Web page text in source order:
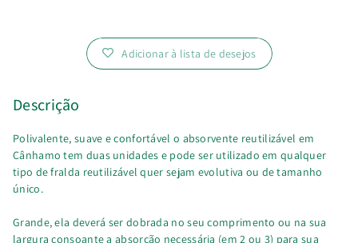
Adicionar à lista de desejos
Descrição
Polivalente, suave e confortável o absorvente reutilizável em
Cânhamo tem duas unidades e pode ser utilizado em qualquer
tipo de fralda reutilizável quer sejam evolutiva ou de tamanho
único.
Grande, ela deverá ser dobrada no seu comprimento ou na sua
largura consoante a absorção necessária (em 2 ou 3) para sua